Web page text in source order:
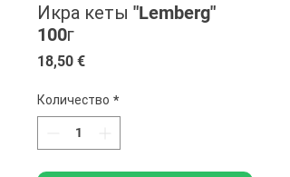
Икра кеты "Lemberg"
100г
18,50 €Цена
Количество *